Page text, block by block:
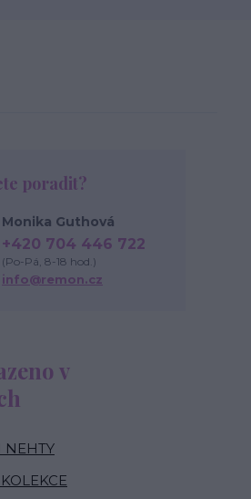
v
NEHTY
poradit?
Monika Guthová
+420 704 446 722
(Po-Pá, 8-18 hod.)
info@remon.cz